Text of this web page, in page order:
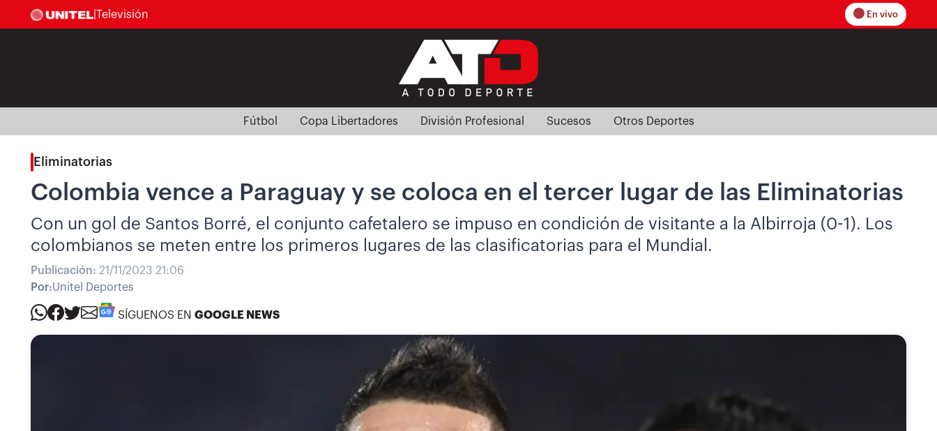
Televisión En vivo
Fútbol Copa Libertadores División Profesional Sucesos Otros Deportes
Eliminatorias
Colombia vence a Paraguay y se coloca en el tercer lugar de las Eliminatorias
Con un gol de Santos Borré, el conjunto cafetalero se impuso en condición de visitante a la Albirroja (0-1). Los
colombianos se meten entre los primeros lugares de las clasificatorias para el Mundial.
Publicación: 21/11/2023 21:06
Por:Unitel Deportes
SÍGUENOS EN GOOGLE NEWS